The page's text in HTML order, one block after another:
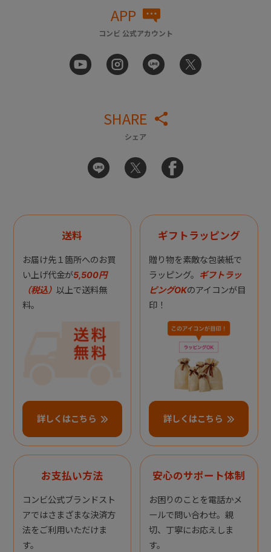
APP
コンビ 公式アカウント
SHARE
シェア
送料
お届け先１箇所へのお買
い上げ代金が5,500円
（税込） 以上で送料無
料。
詳しくはこちら
ギフトラッピング
贈り物を素敵な包装紙で
ラッピング。 ギフトラッ
ピングOKのアイコンが目
印！
詳しくはこちら
お支払い方法
コンビ公式ブランドスト
アではさまざまな決済方
法をご利用いただけま
す。
安心のサポート体制
お困りのことを電話かメ
ールで問い合わせ。親
切、丁寧にお応えしま
す。